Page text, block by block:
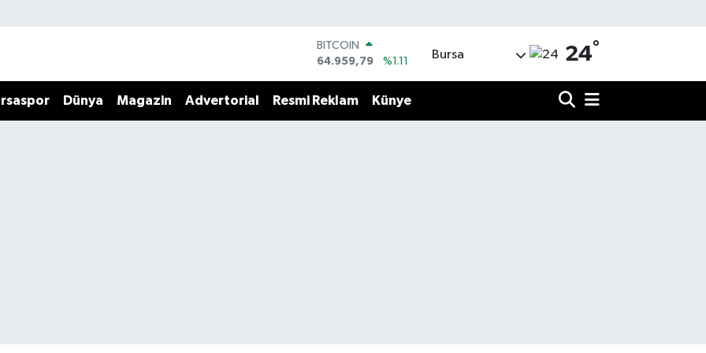
BITCOIN
64.959,79
%1.11
47,7436
%0.18
Bursa 24°
Dünya Magazin Advertorial Resmi Reklam Künye